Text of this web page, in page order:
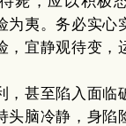
为夷。务必实心
，宜静观待变，
，甚至陷入面临
头脑冷静，身陷